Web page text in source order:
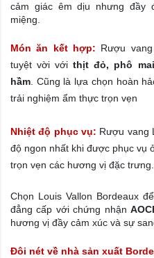
cảm giác êm dịu nhưng đầy
miệng.
Món ăn kết hợp: Rượu
tuyệt vời vớithịt đỏ, phô mai
hầm . Cũng là lựa chọn hoàn
trải nghiệm ẩm thực trọn vẹn
Nhiệt độ phục vụ: Rượu vang
độ ngon nhất khi được phục vụ
trọn vẹn các hương vị đặc trưng.
Chọn Louis Vallon Bordeaux
đẳng cấp với chứng nhận AOC
hương vị đầy cảm xúc và sự
Đôi nét về nhà sản xuất